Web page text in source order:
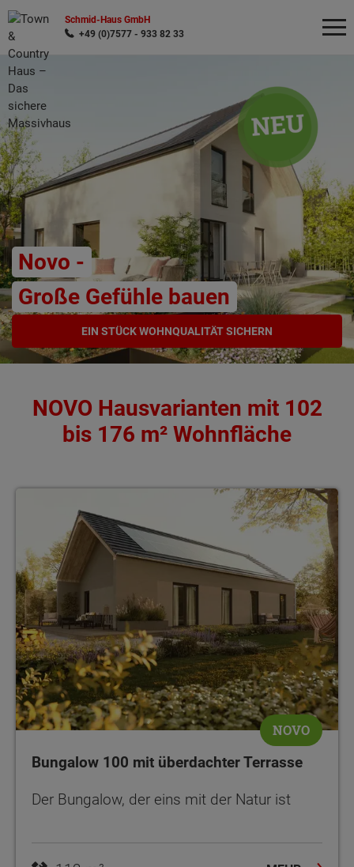
Schmid-Haus GmbH
+49 (0)7577 - 933 82 33
Novo -
Große Gefühle bauen
EIN STÜCK WOHNQUALITÄT SICHERN
NOVO Hausvarianten mit 102
bis 176 m² Wohnfläche
NOVO
Bungalow 100 mit überdachter Terrasse
Der Bungalow, der eins mit der Natur ist
Wonach möchten Sie suchen?